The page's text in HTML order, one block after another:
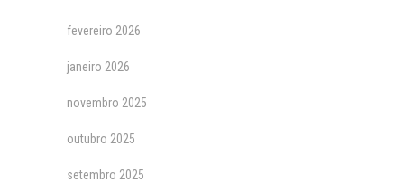
fevereiro 2026
janeiro 2026
novembro 2025
outubro 2025
setembro 2025